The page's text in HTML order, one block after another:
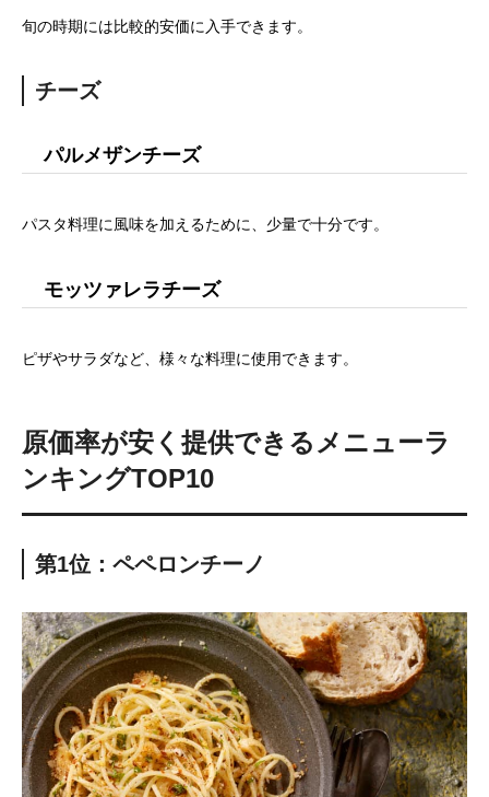
旬の時期には比較的安価に入手できます。
チーズ
パルメザンチーズ
パスタ料理に風味を加えるために、少量で十分です。
モッツァレラチーズ
ピザやサラダなど、様々な料理に使用できます。
原価率が安く提供できるメニューラ
ンキングTOP10
第1位：ペペロンチーノ